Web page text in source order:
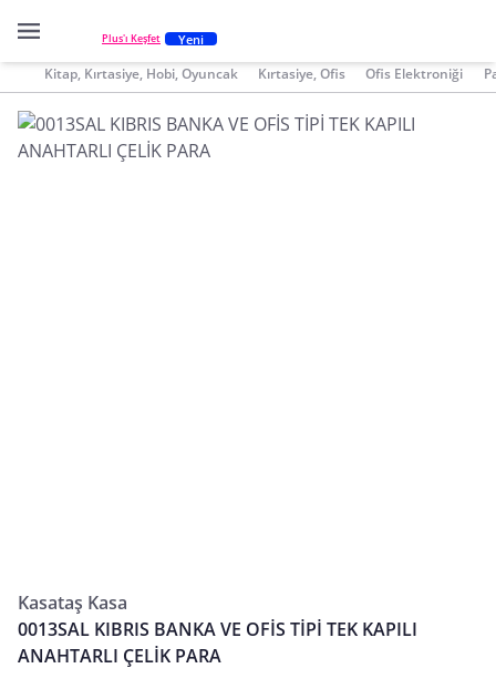
Plus'ı Keşfet Yeni
Kitap, Kırtasiye, Hobi, Oyuncak Kırtasiye, Ofis Ofis Elektroniği
Kasataş Kasa
0013SAL KIBRIS BANKA VE OFİS TİPİ TEK KAPILI
ANAHTARLI ÇELİK PARA